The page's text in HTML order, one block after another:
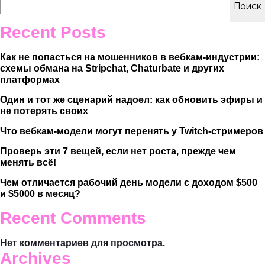
Поиск
Recent Posts
Как не попасться на мошенников в вебкам-индустрии:
схемы обмана на Stripchat, Chaturbate и других
платформах
Один и тот же сценарий надоел: как обновить эфиры и
не потерять своих
Что вебкам-модели могут перенять у Twitch-стримеров
Проверь эти 7 вещей, если нет роста, прежде чем
менять всё!
Чем отличается рабочий день модели с доходом $500
и $5000 в месяц?
Recent Comments
Нет комментариев для просмотра.
Archives